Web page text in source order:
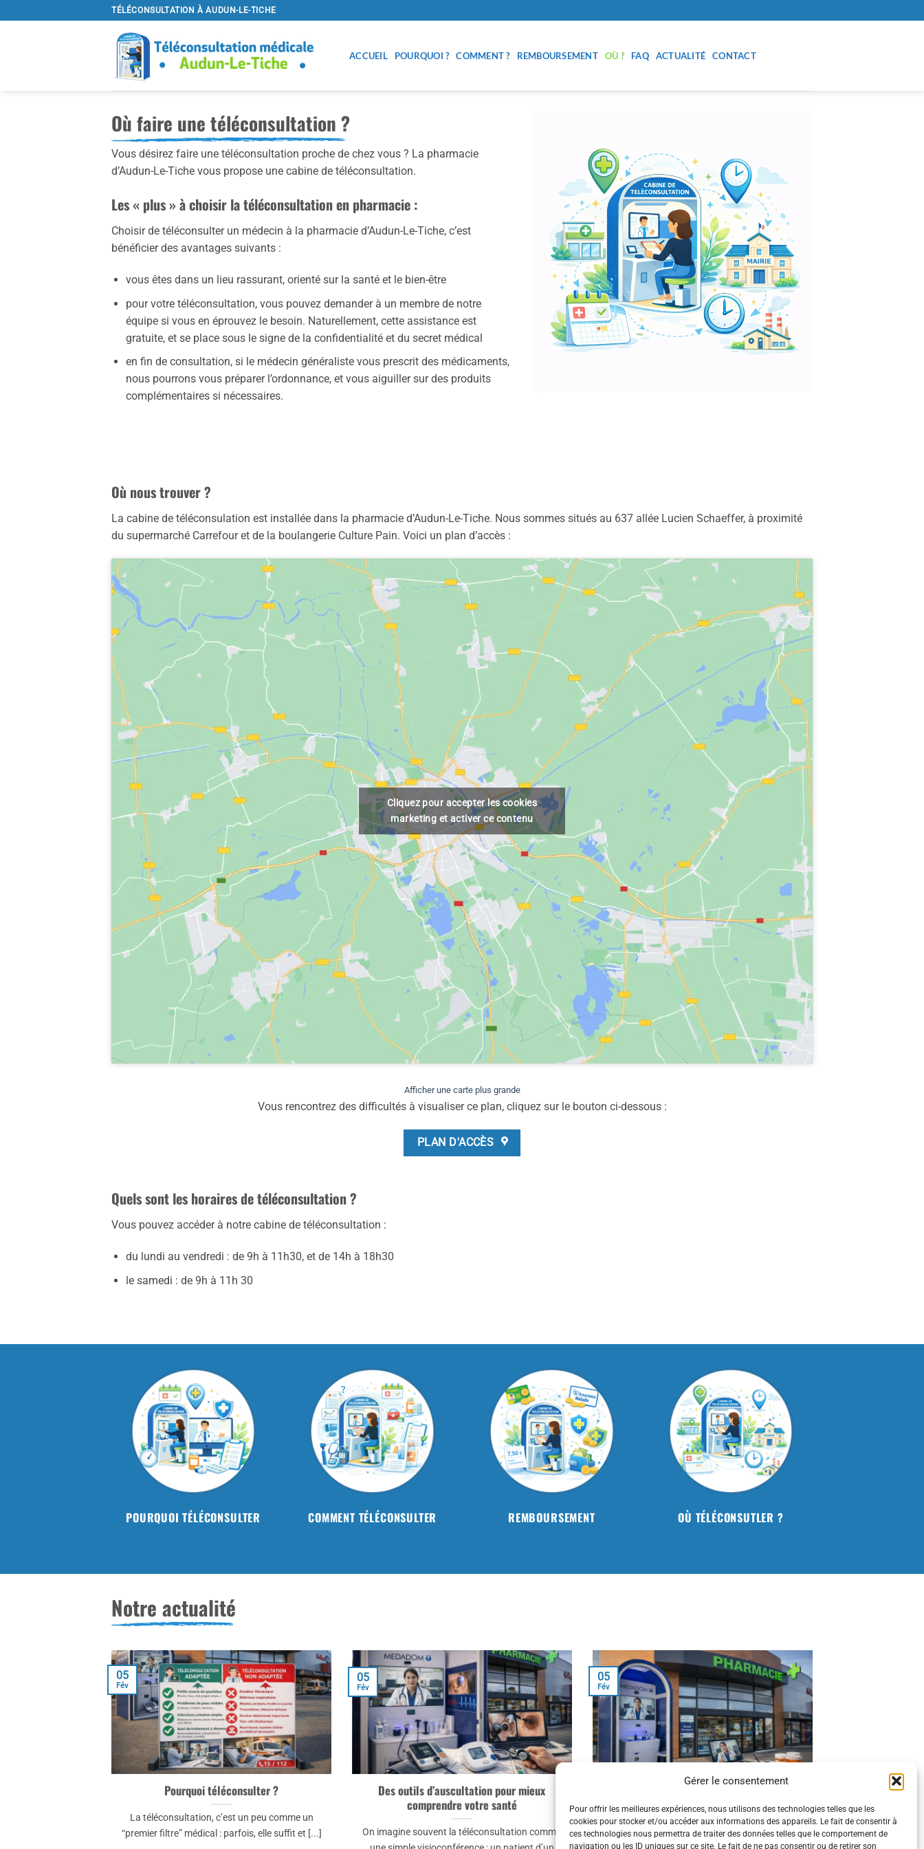
Gérer le consentement
Pour offrir les meilleures expériences, nous utilisons des technologies telles que les
cookies pour stocker et/ou accéder aux informations des appareils. Le fait de consentir à
ces technologies nous permettra de traiter des données telles que le comportement de
navigation ou les ID uniques sur ce site. Le fait de ne pas consentir ou de retirer son
au
TÉLÉCONSULTATION À AUDUN-LE-TICHE
ACCUEIL POURQUOI ? COMMENT ? REMBOURSEMENT OÙ ? FAQ ACTUALITÉ CONTACT
Où faire une téléconsultation ?
Vous désirez faire une téléconsultation proche de chez vous ? La pharmacie
d’Audun-Le-Tiche vous propose une cabine de téléconsultation.
Les « plus » à choisir la téléconsultation en pharmacie :
Choisir de téléconsulter un médecin à la pharmacie d’Audun-Le-Tiche, c’est
bénéficier des avantages suivants :
vous êtes dans un lieu rassurant, orienté sur la santé et le bien-être
pour votre téléconsultation, vous pouvez demander à un membre de notre
équipe si vous en éprouvez le besoin. Naturellement, cette assistance est
gratuite, et se place sous le signe de la confidentialité et du secret médical
en fin de consultation, si le médecin généraliste vous prescrit des médicaments,
nous pourrons vous préparer l’ordonnance, et vous aiguiller sur des produits
complémentaires si nécessaires.
Où nous trouver ?
La cabine de téléconsulation est installée dans la pharmacie d’Audun-Le-Tiche. Nous sommes situés au 637 allée Lucien Schaeffer, à proximité
du supermarché Carrefour et de la boulangerie Culture Pain. Voici un plan d’accès :
Cliquez pour accepter les cookies
marketing et activer ce contenu
Afficher une carte plus grande
Vous rencontrez des difficultés à visualiser ce plan, cliquez sur le bouton ci-dessous :
PLAN D'ACCÈS
Quels sont les horaires de téléconsultation ?
Vous pouvez accéder à notre cabine de téléconsultation :
du lundi au vendredi : de 9h à 11h30, et de 14h à 18h30
le samedi : de 9h à 11h 30
POURQUOI TÉLÉCONSULTER COMMENT TÉLÉCONSULTER REMBOURSEMENT OÙ TÉLÉCONSUTLER ?
Notre actualité
Pourquoi téléconsulter ?
La téléconsultation, c’est un peu comme un
“premier filtre” médical : parfois, elle suffit et [...]
05
Fév
Des outils d’auscultation pour mieux
comprendre votre santé
On imagine souvent la téléconsultation comme
05
Fév
concrets… quand elle est bien utilisée
La téléconsultation médicale n’est plus un
05
Fév